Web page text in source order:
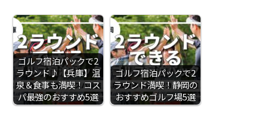
ゴルフ宿泊パックで2
ラウンド♪【兵庫】温
泉＆食事も満喫！コス
パ最強のおすすめ5選
ゴルフ宿泊パックで2
ラウンド満喫！静岡の
おすすめゴルフ場5選